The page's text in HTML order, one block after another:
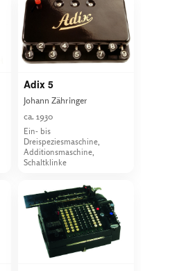
Adix 5
Johann Zähringer
ca. 1930
Ein- bis
Dreispeziesmaschine,
Additionsmaschine,
Schaltklinke